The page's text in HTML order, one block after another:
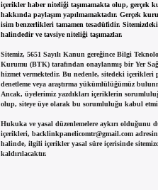
içerikler haber niteliği taşımamakta olup, gerçek
hakkında paylaşım yapılmamaktadır. Gerçek
isim benzerlikleri tamamen tesadüfidir.
halindedir ve tavsiye niteliği taşımazlar.
Sitemiz, 5651 Sayılı Kanun gereğince Bilgi
Kurumu (BTK) tarafından onaylanmış bir Yer
hizmet vermektedir. Bu nedenle, sitedeki
denetleme veya araştırma yükümlülüğümüz
Ancak, üyelerimiz yazdıkları içeriklerin
olup, siteye üye olarak bu sorumluluğu kabul
Hukuka ve yasal düzenlemelere aykırı olduğunu
içerikleri, backlinkpanelicomtr@gmail.com
halinde, ilgili içerikler yasal süre içerisinde
kaldırılacaktır.